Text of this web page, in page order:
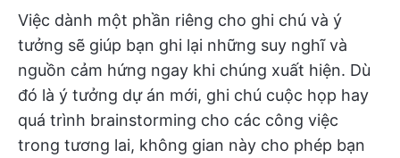
Việc dành một phần riêng cho ghi chú và ý
tưởng sẽ giúp bạn ghi lại những suy nghĩ và
nguồn cảm hứng ngay khi chúng xuất hiện. Dù
đó là ý tưởng dự án mới, ghi chú cuộc họp hay
quá trình brainstorming cho các công việc
trong tương lai, không gian này cho phép bạn